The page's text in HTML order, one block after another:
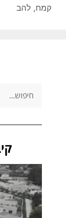
קמח, להב